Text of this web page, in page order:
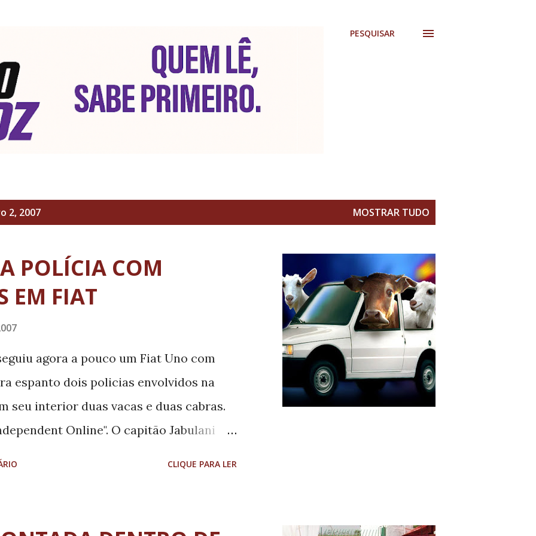
PESQUISAR
2, 2007 MOSTRAR TUDO
POLÍCIA COM
EM FIAT
agora a pouco um Fiat Uno com
espanto dois policias envolvidos na
seu interior duas vacas e duas cabras.
Online". O capitão Jabulani
embarcado os quatro animais e estava
CLIQUE PARA LER